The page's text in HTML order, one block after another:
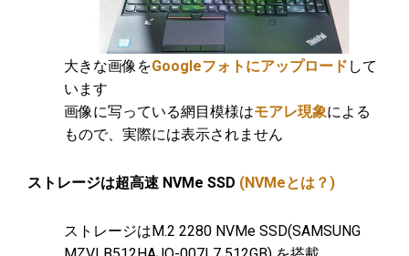
大きな画像をGoogleフォトにアップロード して
います
画像に写っている網目模様はモアレ現象による
もので、実際には表示されません
ストレージは超高速 NVMe SSD (NVMeとは？)
ストレージはM.2 2280 NVMe SSD(SAMSUNG